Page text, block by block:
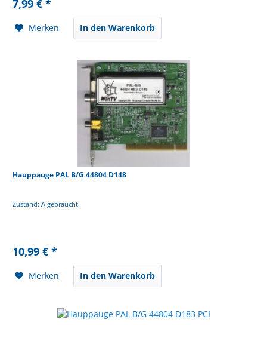
7,99 € *
Merken In den Warenkorb
Hauppauge PAL B/G 44804 D148
Zustand: A gebraucht
10,99 € *
Merken In den Warenkorb